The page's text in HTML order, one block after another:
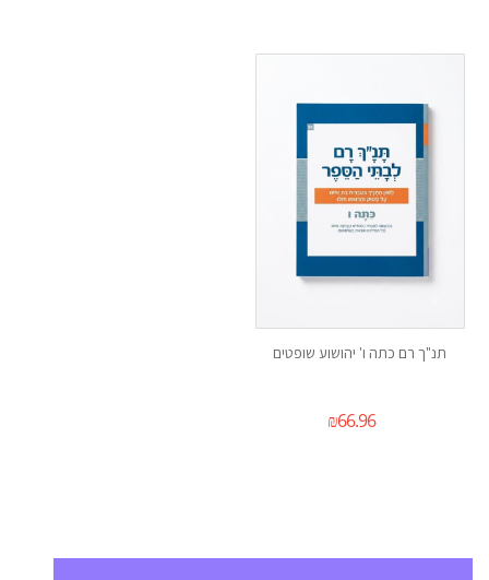
תנ"ך רם כתה ו' יהושוע שופטים
₪66.96